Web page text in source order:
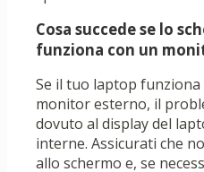
Cosa succede se lo
funziona con un
Se il tuo laptop
monitor esterno, il
dovuto al display del
interne. Assicurati che
allo schermo e, se